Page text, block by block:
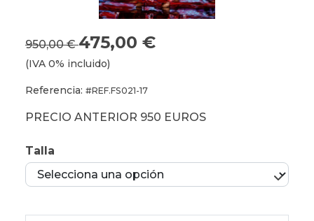
950,00 €475,00 €
(IVA 0% incluido)
Referencia: #REF.FS021-17
PRECIO ANTERIOR 950 EUROS
Talla